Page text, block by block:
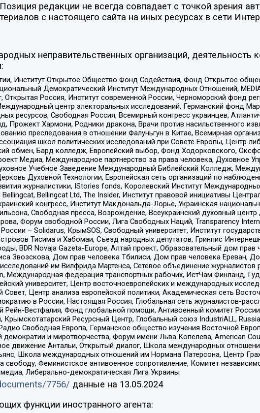
редакции не всегда совпадает с точкой зрения
с настоящего сайта на иных ресурсах в сети
неправительственных организаций, деятельность
Институт Открытое Общество Фонд Содействия, Фонд Открытое
Демократический Институт Международных Отношений, MEDIA
Россия, Институт современной России, Черноморский фонд
центр электоральных исследований, Германский фонд
ресурсов, Свободная Россия, Всемирный конгресс украинцев,
Хармони, Родники дракона, Врачи против насильственного
преследования в отношении Фалуньгун в Китае, Всемирная
школ политических исследований при Совете Европы, Центр
обмен, Бард колледж, Европейский выбор, Фонд Ходорковского,
Медиа, Международное партнерство за права человека, Духовное
Учебное Заведение Международный Библейский Колледж,
Духовной Технологии, Европейская сеть организаций по
журналистики, IStories fonds, Королевский Институт
Bellingcat Ltd, The Insider, Институт правовой инициативы
конгресс, Институт Макдональда-Лорье, Украинская
Свободная пресса, Возрождение, Всеукраинский духовный центр
Форум свободной России, Лига Свободных Наций, Transparеncy
– Solidarus, КрымSOS, Свободный университет, Институт
Тисима и Хабомаи, Съезд народных депутатов, Гринпис
BDR Novaja Gazeta-Europe, Алтай проект, Образовательный дом
Звозскова, Дом прав человека Тбилиси, Дом прав человека Ереван,
им Вилфрида Мартенса, Сетевое объединение
Международная федерация транспортных рабочих, ИстЧам Финланд,
университет, Центр восточноевропейских и международных
Центр анализа европейской политики, Академическая сеть
в России, Настоящая Россия, Глобальная сеть журналистов-
Вестфалия, Фонд глобальной помощи, Антивоенный комитет
Ресурсный Центр, Глобальный союз IndustriALL,
Свободная Европа, Германское общество изучения Восточной
и миротворчества, Форум имени Льва Копелева, American
движение Антальи, Открытый диалог, Школа международных
Школа международных отношений им Нормана Патерсона, Центр
Феминистское антивоенное сопротивление, Комитет
Либерально-демократическая Лига Украины
7756/ данные на 13.05.2024
функции иностранного агента: